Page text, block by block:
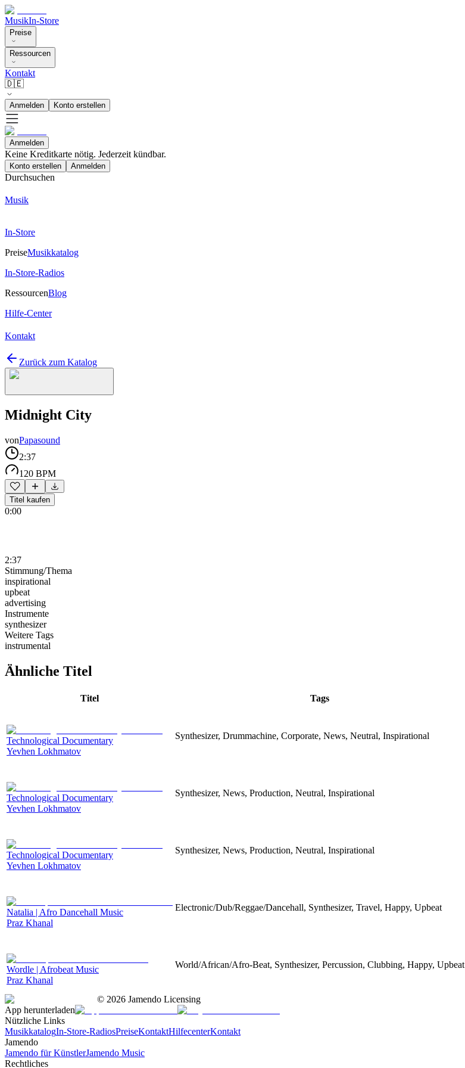
MusikIn-Store
Preise
Ressourcen
Kontakt
🇩🇪
Anmelden Konto erstellen
Anmelden
Keine Kreditkarte nötig. Jederzeit kündbar.
Konto erstellen Anmelden
Durchsuchen
Musik
In-Store
PreiseMusikkatalog
In-Store-Radios
RessourcenBlog
Hilfe-Center
Kontakt
Zurück zum Katalog
Midnight City
vonPapasound
2:37
120 BPM
Titel kaufen
0:00
2:37
Stimmung/Thema
inspirational
upbeat
advertising
Instrumente
synthesizer
Weitere Tags
instrumental
Ähnliche Titel
Titel Tags
Technological Documentary
Yevhen Lokhmatov
Synthesizer, Drummachine, Corporate, News, Neutral, Inspirational
Technological Documentary
Yevhen Lokhmatov
Synthesizer, News, Production, Neutral, Inspirational
Technological Documentary
Yevhen Lokhmatov
Synthesizer, News, Production, Neutral, Inspirational
Natalia | Afro Dancehall Music
Praz Khanal
Electronic/Dub/Reggae/Dancehall, Synthesizer, Travel, Happy, Upbeat
Wordle | Afrobeat Music
Praz Khanal
World/African/Afro-Beat, Synthesizer, Percussion, Clubbing, Happy, Upbeat
© 2026 Jamendo Licensing
App herunterladen
Nützliche Links
MusikkatalogIn-Store-RadiosPreiseKontaktHilfecenterKontakt
Jamendo
Jamendo für KünstlerJamendo Music
Rechtliches